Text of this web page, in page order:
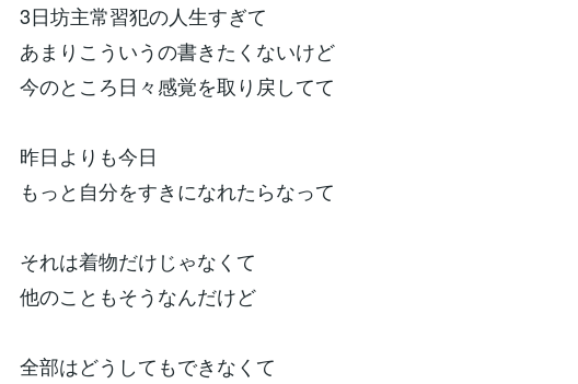
3日坊主常習犯の人生すぎて
あまりこういうの書きたくないけど
今のところ日々感覚を取り戻してて
昨日よりも今日
もっと自分をすきになれたらなって
それは着物だけじゃなくて
他のこともそうなんだけど
全部はどうしてもできなくて